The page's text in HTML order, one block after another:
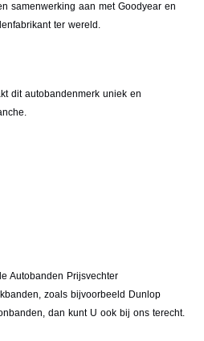
samenwerking aan met Goodyear en
ter wereld.
dit autobandenmerk uniek en
Autobanden Prijsvechter
zoals bijvoorbeeld Dunlop
dan kunt U ook bij ons terecht.